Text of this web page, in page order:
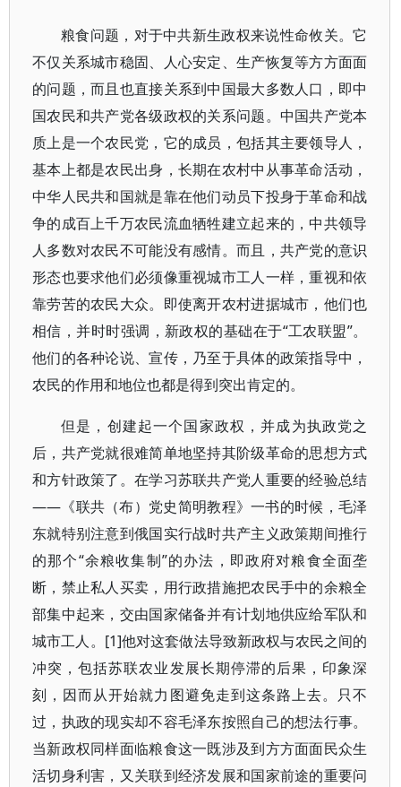
粮食问题，对于中共新生政权来说性命攸关。它
不仅关系城市稳固、人心安定、生产恢复等方方面面
的问题，而且也直接关系到中国最大多数人口，即中
国农民和共产党各级政权的关系问题。中国共产党本
质上是一个农民党，它的成员，包括其主要领导人，
基本上都是农民出身，长期在农村中从事革命活动，
中华人民共和国就是靠在他们动员下投身于革命和战
争的成百上千万农民流血牺牲建立起来的，中共领导
人多数对农民不可能没有感情。而且，共产党的意识
形态也要求他们必须像重视城市工人一样，重视和依
靠劳苦的农民大众。即使离开农村进据城市，他们也
相信，并时时强调，新政权的基础在于“工农联盟”。
他们的各种论说、宣传，乃至于具体的政策指导中，
农民的作用和地位也都是得到突出肯定的。
但是，创建起一个国家政权，并成为执政党之
后，共产党就很难简单地坚持其阶级革命的思想方式
和方针政策了。在学习苏联共产党人重要的经验总结
——《联共（布）党史简明教程》一书的时候，毛泽
东就特别注意到俄国实行战时共产主义政策期间推行
的那个“余粮收集制”的办法，即政府对粮食全面垄
断，禁止私人买卖，用行政措施把农民手中的余粮全
部集中起来，交由国家储备并有计划地供应给军队和
城市工人。[1]他对这套做法导致新政权与农民之间的
冲突，包括苏联农业发展长期停滞的后果，印象深
刻，因而从开始就力图避免走到这条路上去。只不
过，执政的现实却不容毛泽东按照自己的想法行事。
当新政权同样面临粮食这一既涉及到方方面面民众生
活切身利害，又关联到经济发展和国家前途的重要问